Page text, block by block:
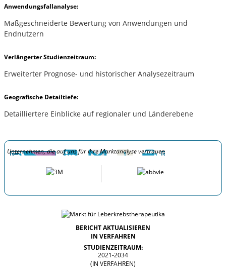
Anwendungsfallanalyse:
Maßgeschneiderte Bewertung von Anwendungen und
Endnutzern
Verlängerter Studienzeitraum:
Erweiterter Prognose- und historischer Analysezeitraum
Geografische Detailtiefe:
Detailliertere Einblicke auf regionaler und Länderebene
Unternehmen, die auf uns für ihre Marktanalyse vertrauen
BERICHT AKTUALISIEREN
IN VERFAHREN
STUDIENZEITRAUM:
2021-2034
(IN VERFAHREN)